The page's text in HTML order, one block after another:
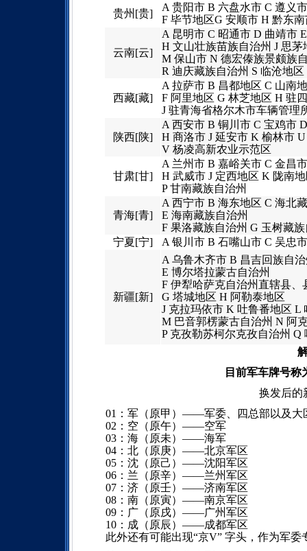
贵州[贵]
A 贵阳市 B 六盘水市 C 遵义
F 毕节地区G 安顺市 H 黔东
云南[云]
A 昆明市 C 昭通市 D 曲靖市
H 文山壮族苗族自治州 J 思
M 保山市 N 德宏傣族景颇族
R 迪庆藏族自治州 S 临沧地区
西藏[藏]
A 拉萨市 B 昌都地区 C 山南
F 阿里地区 G 林芝地区 H 驻
J 驻青海省格尔木市车辆管理
陕西[陕]
A 西安市 B 铜川市 C 宝鸡市
H 商洛市 J 延安市 K 榆林市
V 杨凌高新农业示范区
甘肃[甘]
A 兰州市 B 嘉峪关市 C 金昌
H 武威市 J 定西地区 K 陇南
P 甘南藏族自治州
青海[青]
A 西宁市 B 海东地区 C 海北
E 海南藏族自治州
F 果洛藏族自治州 G 玉树藏
宁夏[宁]
A 银川市 B 石嘴山市 C 吴忠
新疆[新]
A 乌鲁木齐市 B 昌吉回族自
E 博尔塔拉蒙古自治州
F 伊犁哈萨克自治州直辖县、
G 塔城地区 H 阿勒泰地区
J 克拉玛依市 K 吐鲁番地区 L
M 巴音郭楞蒙古自治州 N 阿
P 克孜勒苏柯尔克孜自治州 Q
目前军车牌号称
换发后的
01：军（原甲）——军委、四总部以及大
02：空（原午）——空军
03：海（原未）——海军
04：北（原庚）——北京军区
05：沈（原己）——沈阳军区
06：兰（原辛）——兰州军区
07：济（原壬）——济南军区
08：南（原寅）——南京军区
09：广（原戌）——广州军区
10：成（原辰）——成都军区
此外还有可能出现“京V” 字头，作为军